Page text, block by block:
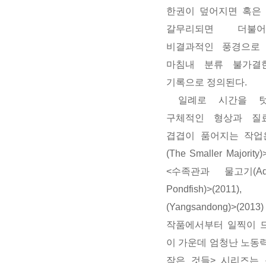
한권이 덮어지면 혹은
갈무리되면 더불
비결과적인 풍경으
마침내 분류 불가결
기록으로 정의된다.
일례로 시간을
구체적인 형상과 질
겹겹이 품어지는 작
(The Smaller
<수족관과 물고기
작품에서부터 일찍이
이 가운데 엄청난 노동
작은 것들> 시리즈는